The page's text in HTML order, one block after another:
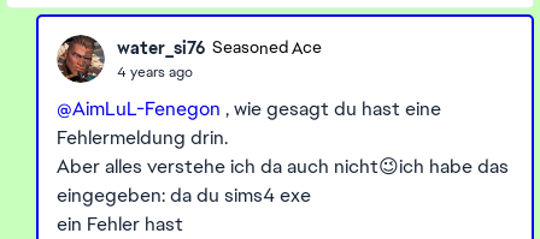
water_si76 Seasoned Ace
4 years ago
@AimLuL-Fenegon , wie gesagt du hast eine
Fehlermeldung drin.
Aber alles verstehe ich da auch nicht😉ich habe das
eingegeben: da du sims4 exe
ein Fehler hast